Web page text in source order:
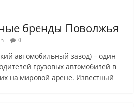
бренды Поволжья
0
автомобильный завод) – один
грузовых автомобилей в
на мировой арене. Известный